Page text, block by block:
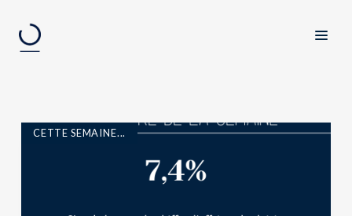
CETTE SEMAINE...